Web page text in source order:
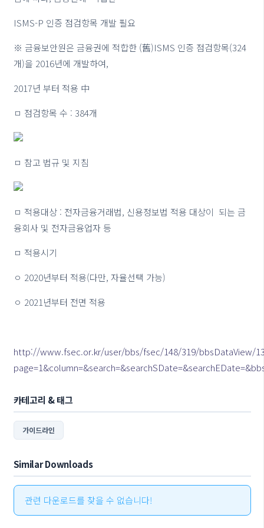
ISMS-P 인증 점검항목 개발 필요
※ 금융보안원은 금융권에 적합한 (舊)ISMS 인증 점검항목(324
개)을 2016년에 개발하여,
2017년 부터 적용 中
ㅁ 점검항목 수 : 384개
ㅁ 참고 법규 및 지침
ㅁ 적용대상 : 전자금융거래법, 신용정보법 적용 대상이 되는 금
융회사 및 전자금융업자 등
ㅁ 적용시기
ㅇ 2020년부터 적용(다만, 자율선택 가능)
ㅇ 2021년부터 전면 적용
http://www.fsec.or.kr/user/bbs/fsec/148/319/bbsDataView/
카테고리 & 태그
가이드라인
Similar Downloads
관련 다운로드를 찾을 수 없습니다!